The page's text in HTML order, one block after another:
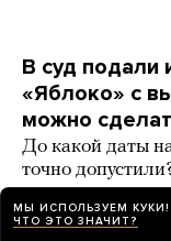
В суд подали
«Яблоко» с
можно
До какой даты
точно
РАЗБОР 7 карточек
МЫ ИСПОЛЬЗУЕМ КУКИ!
ЧТО ЭТО ЗНАЧИТ?